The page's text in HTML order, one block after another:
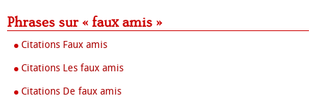
Phrases sur « faux amis »
Citations Faux amis
Citations Les faux amis
Citations De faux amis